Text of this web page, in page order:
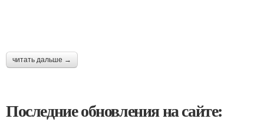
читать дальше →
Последние обновления на сайте: